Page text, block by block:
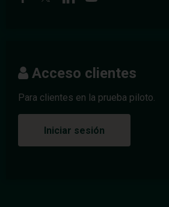
Acceso clientes
Para clientes en la prueba piloto.
Iniciar sesión